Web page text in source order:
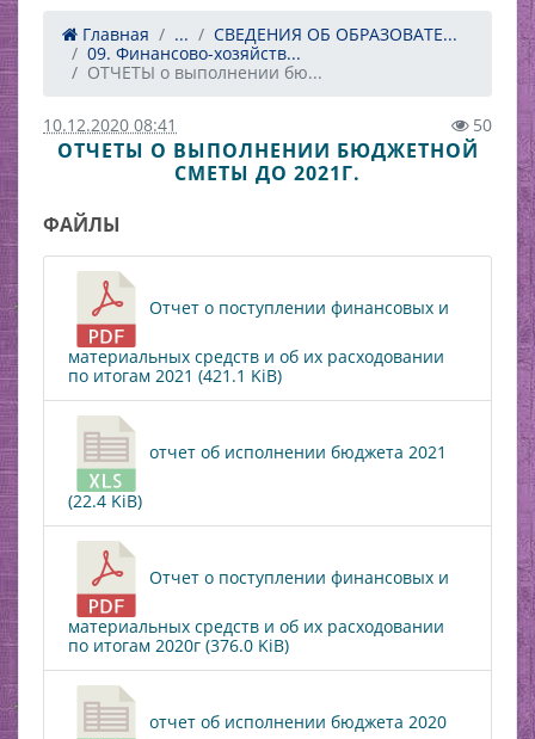
Главная ...
СВЕДЕНИЯ ОБ ОБРАЗОВАТЕ...
09. Финансово-хозяйств...
ОТЧЕТЫ о выполнении бю...
10.12.2020 08:41 50
ОТЧЕТЫ О ВЫПОЛНЕНИИ БЮДЖЕТНОЙ
СМЕТЫ ДО 2021Г.
ФАЙЛЫ
Отчет о поступлении финансовых и
материальных средств и об их расходовании
по итогам 2021 (421.1 KiB)
отчет об исполнении бюджета 2021
(22.4 KiB)
Отчет о поступлении финансовых и
материальных средств и об их расходовании
по итогам 2020г (376.0 KiB)
отчет об исполнении бюджета 2020